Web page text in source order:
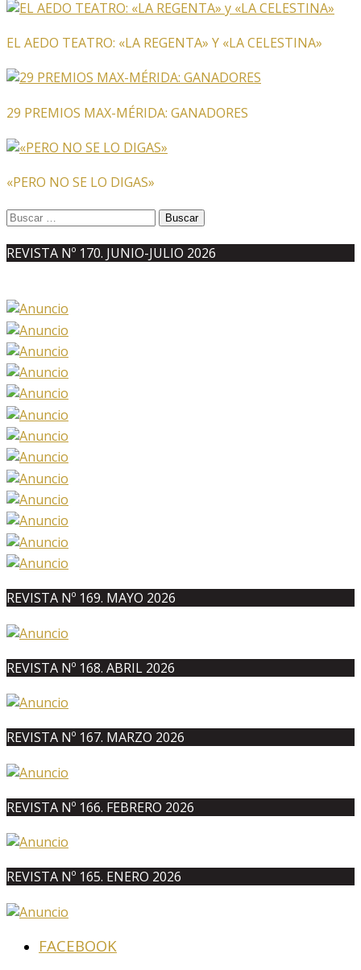
EL AEDO TEATRO: «LA REGENTA» Y «LA CELESTINA»
29 PREMIOS MAX-MÉRIDA: GANADORES
«PERO NO SE LO DIGAS»
Buscar:
REVISTA Nº 170. JUNIO-JULIO 2026
REVISTA Nº 169. MAYO 2026
REVISTA Nº 168. ABRIL 2026
REVISTA Nº 167. MARZO 2026
REVISTA Nº 166. FEBRERO 2026
REVISTA Nº 165. ENERO 2026
FACEBOOK